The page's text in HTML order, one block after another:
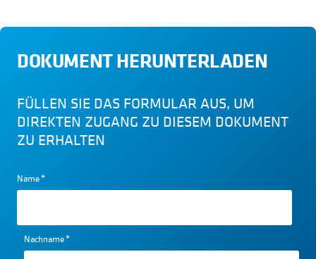
DOKUMENT HERUNTERLADEN
FÜLLEN SIE DAS FORMULAR AUS, UM
DIREKTEN ZUGANG ZU DIESEM DOKUMENT
ZU ERHALTEN
Name*
Nachname*